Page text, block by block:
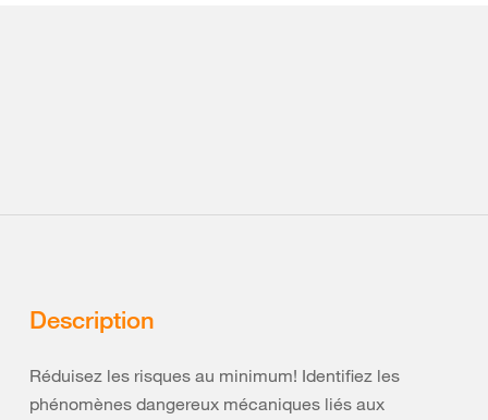
Description
Réduisez les risques au minimum! Identifiez les
phénomènes dangereux mécaniques liés aux